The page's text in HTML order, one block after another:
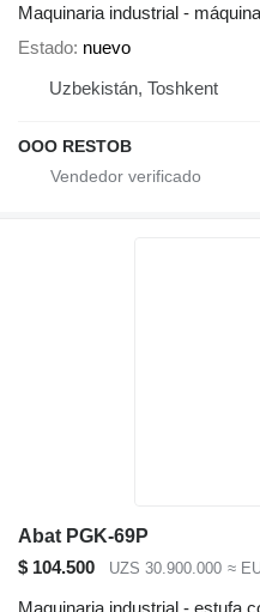
Maquinaria industrial -
Estado nuevo
Uzbekistán, Toshkent
OOO RESTOB
Abat PGK-69P
$ 104.500
UZS 30.900.000 ≈
Maquinaria industrial - estufa